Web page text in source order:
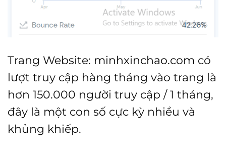
Trang Website: minhxinchao.com có
lượt truy cập hàng tháng vào trang là
hơn 150.000 người truy cập / 1 tháng,
đây là một con số cực kỳ nhiều và
khủng khiếp.